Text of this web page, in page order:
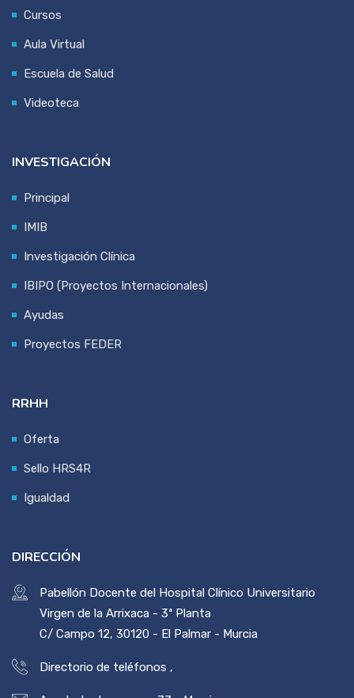
Cursos
Aula Virtual
Escuela de Salud
Videoteca
INVESTIGACIÓN
Principal
IMIB
Investigación Clínica
IBIPO (Proyectos Internacionales)
Ayudas
Proyectos FEDER
RRHH
Oferta
Sello HRS4R
Igualdad
DIRECCIÓN
Pabellón Docente del Hospital Clínico Universitario
Virgen de la Arrixaca - 3ª Planta
C/ Campo 12, 30120 - El Palmar - Murcia
Directorio de teléfonos ,